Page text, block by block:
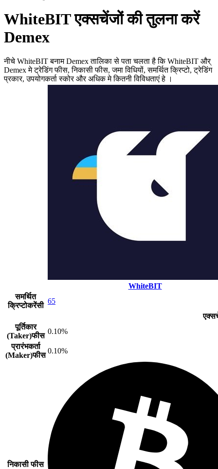
WhiteBIT एक्सचेंजों की तुलना करें
Demex
नीचे WhiteBIT बनाम Demex तालिका से पता चलता है कि WhiteBIT और्
Demex मे ट्रेडिंग फीस, निकासी फीस, जमा विधियों, समर्थित क्रिप्टो, ट्रेडिंग
प्रकार, उपयोगकर्ता स्कोर और अधिक मे कितनी विविधताएं हे ।
WhiteBIT
समर्थित
क्रिप्टोकरेंसी
65
पूर्तिकार
(Taker)फीस
0.10%
प्रारंभकर्ता
(Maker)फीस
0.10%
निकासी फीस